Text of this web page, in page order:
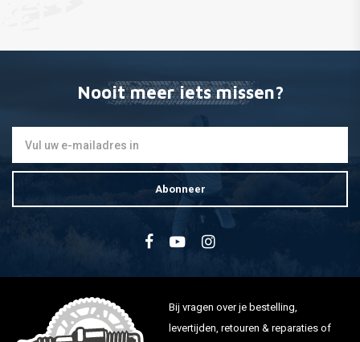
Nooit meer iets missen?
Abonneer
Bij vragen over je bestelling,
levertijden, retouren & reparaties of